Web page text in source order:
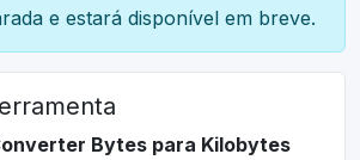
e estará disponível em breve.
Bytes para Kilobytes